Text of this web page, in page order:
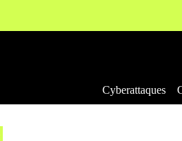
Cyberattaques